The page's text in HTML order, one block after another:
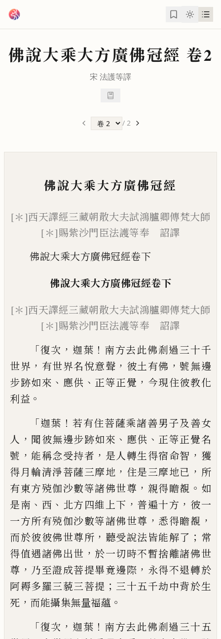
佛說大乘大方廣佛冠經 卷2
宋 法護等譯
/ 2
佛說大乘大方廣佛冠經
[＊]西天譯經三藏朝散大夫試鴻臚卿傳梵大師
[＊]賜紫沙門臣法護等奉 詔譯
佛說大乘大方廣佛冠經卷下
佛說大乘大方廣佛冠經卷下
[＊]西天譯經三藏朝散大夫試鴻臚卿傳梵大師
[＊]賜紫沙門臣法護等奉 詔譯
「復次 ， 迦葉 ！ 南方去此佛剎過三十千
世界 ， 有世界名悅意聲 ， 彼土有佛 ，號無邊
步跡如來 、 應供 、 正等正覺 ， 今現住彼教化
利益 。
「迦葉 ！ 若有住菩薩乘諸善男子及善女
人 ， 聞彼無邊步跡如來 、 應供 、 正等正覺名
號 ， 能稱念受持者 ， 是人轉生得宿命智 ， 獲
得月輪清淨菩薩三摩地 ， 住是三摩地已 ， 所
有東方殑伽沙數等諸佛世尊 ， 親得瞻覩 。 如
是南 、 西 、 北方四維上下 ， 普遍十方 ， 彼一
一方所有殑伽沙數等諸佛世尊 ， 悉得瞻覩 ，
而於彼彼佛世尊所 ， 聽受說法皆能解了 ； 常
得值遇諸佛出世 ， 於一切時不暫捨離諸佛世
尊 ， 乃至證成菩提畢竟邊際 ， 永得不退轉於
阿耨多羅三藐三菩提 ； 三十五千劫中背於生
死 ， 而能攝集無量福蘊 。
「復次 ， 迦葉 ！ 南方去此佛剎過三十五